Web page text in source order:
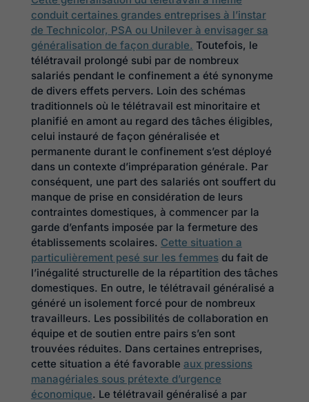
conduit certaines grandes entreprises à l’instar
de Technicolor, PSA ou Unilever à envisager sa
généralisation de façon durable. Toutefois, le
télétravail prolongé subi par de nombreux
salariés pendant le confinement a été synonyme
de divers effets pervers. Loin des schémas
traditionnels où le télétravail est minoritaire et
planifié en amont au regard des tâches éligibles,
celui instauré de façon généralisée et
permanente durant le confinement s’est déployé
dans un contexte d’impréparation générale. Par
conséquent, une part des salariés ont souffert du
manque de prise en considération de leurs
contraintes domestiques, à commencer par la
garde d’enfants imposée par la fermeture des
établissements scolaires. Cette situation a
particulièrement pesé sur les femmesdu fait de
l’inégalité structurelle de la répartition des tâches
domestiques. En outre, le télétravail généralisé a
généré un isolement forcé pour de nombreux
travailleurs. Les possibilités de collaboration en
équipe et de soutien entre pairs s’en sont
trouvées réduites. Dans certaines entreprises,
cette situation a été favorable aux pressions
managériales sous prétexte d’urgence
économique. Le télétravail généralisé a par